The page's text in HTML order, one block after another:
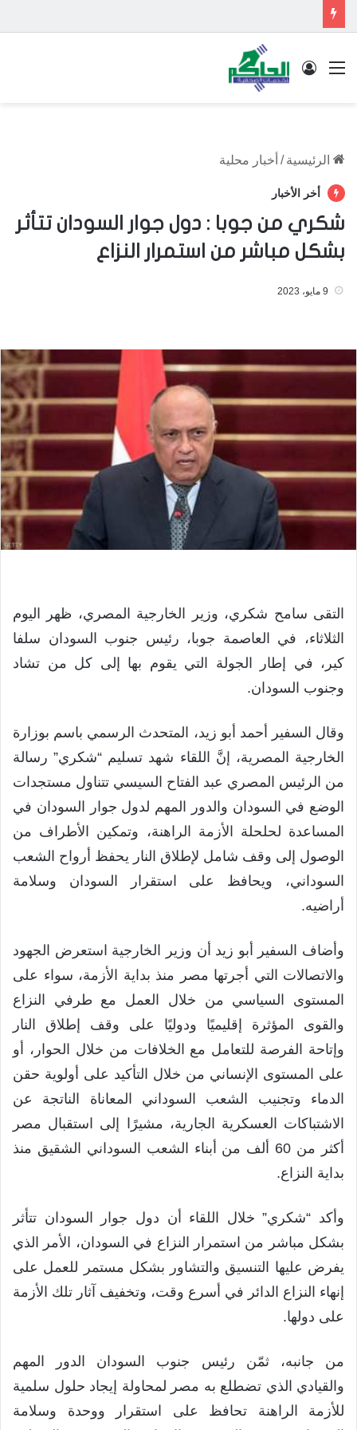
القائمة تسجيل الدخول
الرئيسية / أخبار محلية
أخر الأخبار
شكري من جوبا : دول جوار السودان تتأثر
بشكل مباشر من استمرار النزاع
9 مايو، 2023
التقى سامح شكري، وزير الخارجية المصري، ظهر اليوم
الثلاثاء، في العاصمة جوبا، رئيس جنوب السودان سلفا
كير، في إطار الجولة التي يقوم بها إلى كل من تشاد
وجنوب السودان.
‏‎وقال السفير أحمد أبو زيد، المتحدث الرسمي باسم بوزارة
الخارجية المصرية، إنَّ اللقاء شهد تسليم “شكري” رسالة
من الرئيس المصري عبد الفتاح السيسي تتناول مستجدات
الوضع في السودان والدور المهم لدول جوار السودان في
المساعدة لحلحلة الأزمة الراهنة، وتمكين الأطراف من
الوصول إلى وقف شامل لإطلاق النار يحفظ أرواح الشعب
السوداني، ويحافظ على استقرار السودان وسلامة
أراضيه.
‏‎وأضاف السفير أبو زيد أن وزير الخارجية استعرض الجهود
والاتصالات التي أجرتها مصر منذ بداية الأزمة، سواء على
المستوى السياسي من خلال العمل مع طرفي النزاع
والقوى المؤثرة إقليميًا ودوليًا على وقف إطلاق النار
وإتاحة الفرصة للتعامل مع الخلافات من خلال الحوار، أو
على المستوى الإنساني من خلال التأكيد على أولوية حقن
الدماء وتجنيب الشعب السوداني المعاناة الناتجة عن
الاشتباكات العسكرية الجارية، مشيرًا إلى استقبال مصر
أكثر من 60 ألف من أبناء الشعب السوداني الشقيق منذ
بداية النزاع.
وأكد “شكري” خلال اللقاء أن دول جوار السودان تتأثر
بشكل مباشر من استمرار النزاع في السودان، الأمر الذي
يفرض عليها التنسيق والتشاور بشكل مستمر للعمل على
إنهاء النزاع الدائر في أسرع وقت، وتخفيف آثار تلك الأزمة
على دولها.
من جانبه، ثمّن رئيس جنوب السودان الدور المهم
والقيادي الذي تضطلع به مصر لمحاولة إيجاد حلول سلمية
للأزمة الراهنة تحافظ على استقرار ووحدة وسلامة